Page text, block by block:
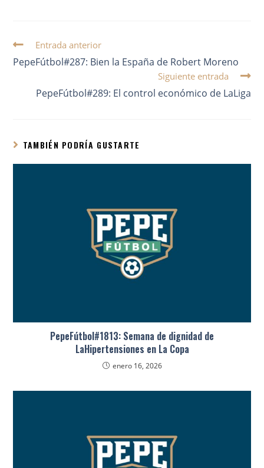
Entrada anterior
PepeFútbol#287: Bien la España de Robert Moreno
Siguiente entrada
PepeFútbol#289: El control económico de LaLiga
TAMBIÉN PODRÍA GUSTARTE
PepeFútbol#1813: Semana de dignidad de
LaHipertensiones en La Copa
enero 16, 2026